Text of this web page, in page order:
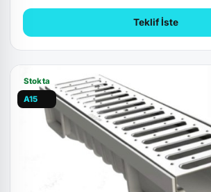
Teklif İste
Stokta
A15